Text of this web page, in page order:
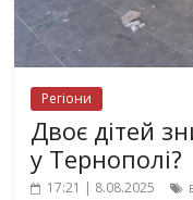
Регіони
Двоє дітей
у Тернополі?
17:21 | 8.08.2025